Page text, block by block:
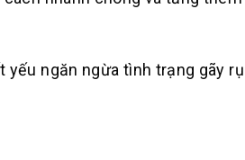
ngăn ngừa tình trạng gãy